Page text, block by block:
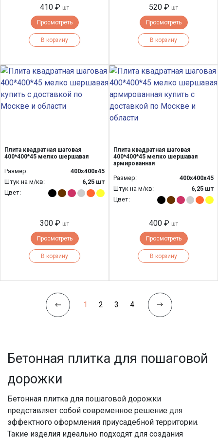
410 ₽ шт
Просмотреть
В корзину
520 ₽ шт
Просмотреть
В корзину
Плита квадратная шаговая
400*400*45 мелко шершавая
Размер:
400х400х45
Штук на м/кв:
6,25 шт
Цвет:
300 ₽ шт
Просмотреть
В корзину
Плита квадратная шаговая
400*400*45 мелко шершавая
армированная
Размер:
400х400х45
Штук на м/кв:
6,25 шт
Цвет:
400 ₽ шт
Просмотреть
В корзину
1 2 3 4
Бетонная плитка для пошаговой
дорожки
Бетонная плитка для пошаговой дорожки
представляет собой современное решение для
эффектного оформления приусадебной территории.
Такие изделия идеально подходят для создания